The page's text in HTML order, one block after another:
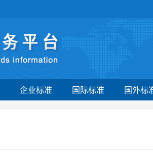
企业标准 国际标准 国外标